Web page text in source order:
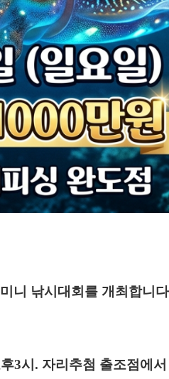
니 낚시대회를 개최합니다
3시 . 자리추첨 출조점에서